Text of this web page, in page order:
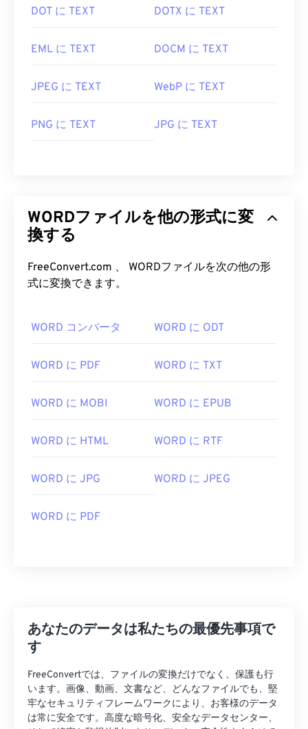
DOT に TEXT DOTX に TEXT
EML に TEXT DOCM に TEXT
JPEG に TEXT WebP に TEXT
PNG に TEXT JPG に TEXT
WORDファイルを他の形式に変
換する
FreeConvert.com 、 WORDファイルを次の他の形
式に変換できます。
WORD コンバータ WORD に ODT
WORD に PDF WORD に TXT
WORD に MOBI WORD に EPUB
WORD に HTML WORD に RTF
WORD に JPG WORD に JPEG
WORD に PDF
あなたのデータは私たちの最優先事項で
す
FreeConvertでは、ファイルの変換だけでなく、保護も行
います。画像、動画、文書など、どんなファイルでも、堅
牢なセキュリティフレームワークにより、お客様のデータ
は常に安全です。高度な暗号化、安全なデータセンター、